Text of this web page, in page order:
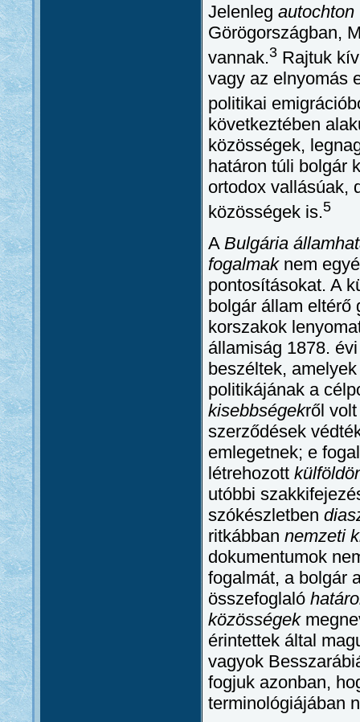
Jelenleg autochton
Görögországban,
vannak.3 Rajtuk
vagy az elnyomás
politikai
következtében
közösségek,
határon túli bolgár
ortodox vallásúak,
közösségek is.5
A Bulgária
fogalmaknem
pontosításokat. A
bolgár állam eltérő
korszakok
államiság 1878.
beszéltek,
politikájának a
kisebbségekről
szerződések
emlegetnek; e
létrehozott
utóbbi
szókészletben
ritkábban nemzeti
dokumentumok
fogalmát, a bolgár
összefoglaló
közösségek
érintettek által
vagyok
fogjuk azonban,
terminológiájában